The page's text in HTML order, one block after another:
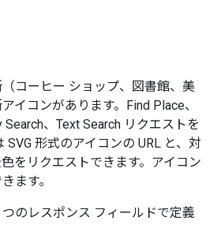
コーヒー ショップ、図書館、美
イコンがあります。Find Place、
、Text Search リクエストを
SVG 形式のアイコンの URL と、対
をリクエストできます。アイコン
ます。
のレスポンス フィールドで定義